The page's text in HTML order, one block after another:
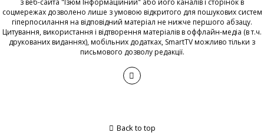
соцмережах дозволено лише з умовою відкритого для пошукових систем
гіперпосилання на відповідний матеріал не нижче першого абзацу.
Цитування, використання і відтворення матеріалів в оффлайн-медіа (в т.ч.
друкованих виданнях), мобільних додатках, SmartTV можливо тільки з
письмового дозволу редакції.
Back to top